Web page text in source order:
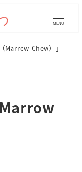
MENU
Marrow Chew）」
Marrow